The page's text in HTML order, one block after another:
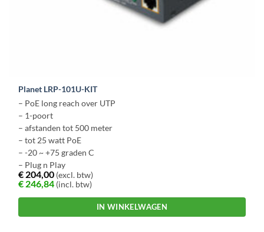
Planet LRP-101U-KIT
– PoE long reach over UTP
– 1-poort
– afstanden tot 500 meter
– tot 25 watt PoE
– -20 ~ +75 graden C
– Plug n Play
€ 204,00 (excl. btw)
€ 246,84 (incl. btw)
IN WINKELWAGEN